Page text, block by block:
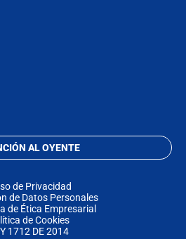
AL OYENTE
de Privacidad
de Datos Personales
de Ética Empresarial
de Cookies
1712 DE 2014